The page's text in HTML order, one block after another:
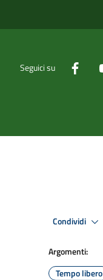
Seguici su
Condividi
Argomenti:
Tempo libero